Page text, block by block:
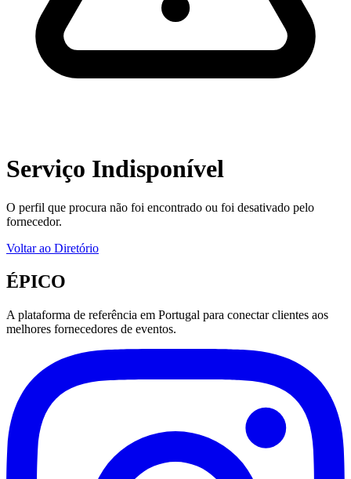
Serviço Indisponível
O perfil que procura não foi encontrado ou foi desativado pelo
fornecedor.
Voltar ao Diretório
ÉPICO
A plataforma de referência em Portugal para conectar clientes aos
melhores fornecedores de eventos.